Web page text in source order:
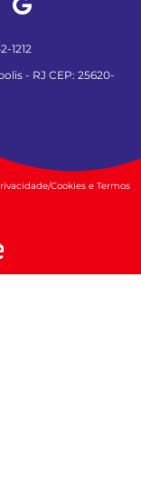
1212
- RJ CEP: 25620-
Cookies e Termos